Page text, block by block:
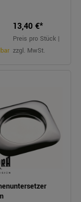
13,40 €*
Preis pro Stück |
zzgl. MwSt.